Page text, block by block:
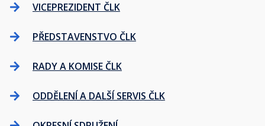
VICEPREZIDENT ČLK
PŘEDSTAVENSTVO ČLK
RADY A KOMISE ČLK
ODDĚLENÍ A DALŠÍ SERVIS ČLK